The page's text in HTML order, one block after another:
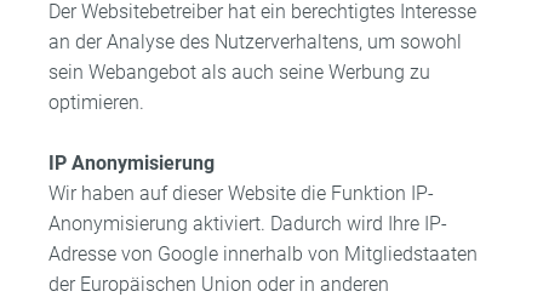
Der Websitebetreiber hat ein berechtigtes Interesse
an der Analyse des Nutzerverhaltens, um sowohl
sein Webangebot als auch seine Werbung zu
optimieren.
IP Anonymisierung
Wir haben auf dieser Website die Funktion IP-
Anonymisierung aktiviert. Dadurch wird Ihre IP-
Adresse von Google innerhalb von Mitgliedstaaten
der Europäischen Union oder in anderen